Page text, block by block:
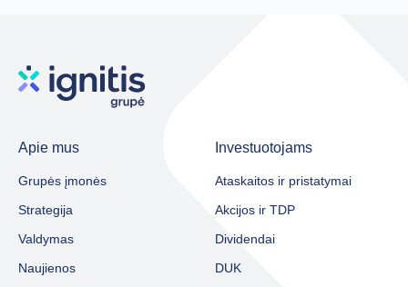
Apie mus
Grupės įmonės
Strategija
Valdymas
Naujienos
Investuotojams
Ataskaitos ir pristatymai
Akcijos ir TDP
Dividendai
DUK